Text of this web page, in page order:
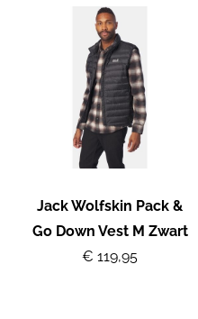
Jack Wolfskin Pack &
Go Down Vest M Zwart
€ 119,95